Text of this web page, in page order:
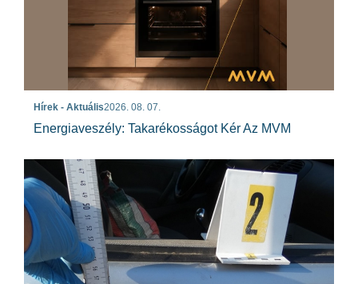
Hírek - Aktuális2026. 08. 07.
Energiaveszély: Takarékosságot Kér Az MVM